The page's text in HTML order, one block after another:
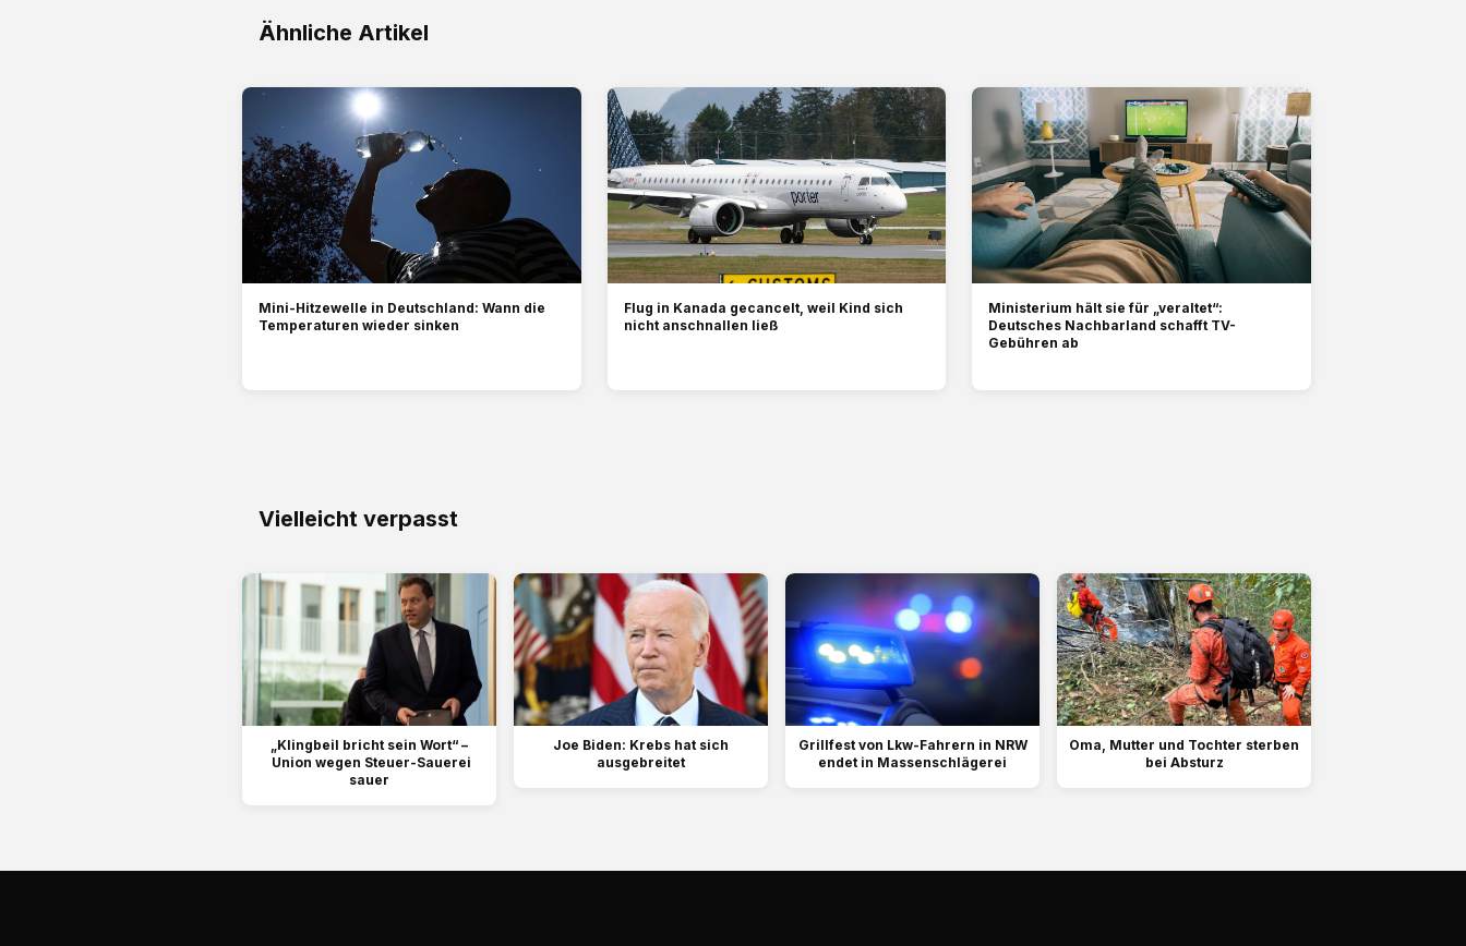
Ähnliche Artikel
Mini-Hitzewelle in Deutschland: Wann die
Temperaturen wieder sinken
Flug in Kanada gecancelt, weil Kind sich
nicht anschnallen ließ
Ministerium hält sie für „veraltet“:
Deutsches Nachbarland schafft TV-
Gebühren ab
Vielleicht verpasst
„Klingbeil bricht sein Wort“ –
Union wegen Steuer-Sauerei
sauer
Joe Biden: Krebs hat sich
ausgebreitet
Grillfest von Lkw-Fahrern in NRW
endet in Massenschlägerei
Oma, Mutter und Tochter sterben
bei Absturz